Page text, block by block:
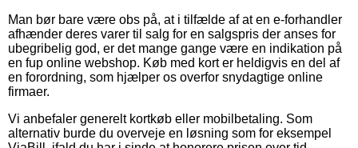
Man bør bare være obs på, at i tilfælde af at en e-forhandler
afhænder deres varer til salg for en salgspris der anses for
ubegribelig god, er det mange gange være en indikation på
en fup online webshop. Køb med kort er heldigvis en del af
en forordning, som hjælper os overfor snydagtige online
firmaer.
Vi anbefaler generelt kortkøb eller mobilbetaling. Som
alternativ burde du overveje en løsning som for eksempel